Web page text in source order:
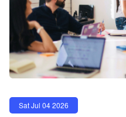
Sat Jul 04 2026